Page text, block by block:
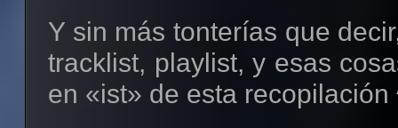
Código para copiar y pegar:
<a href="http://metal-
gustaría otro color en vez
puesto, también puedes
Y sin más tonterías que
tracklist, playlist, y esas
en «ist» de esta recopilación